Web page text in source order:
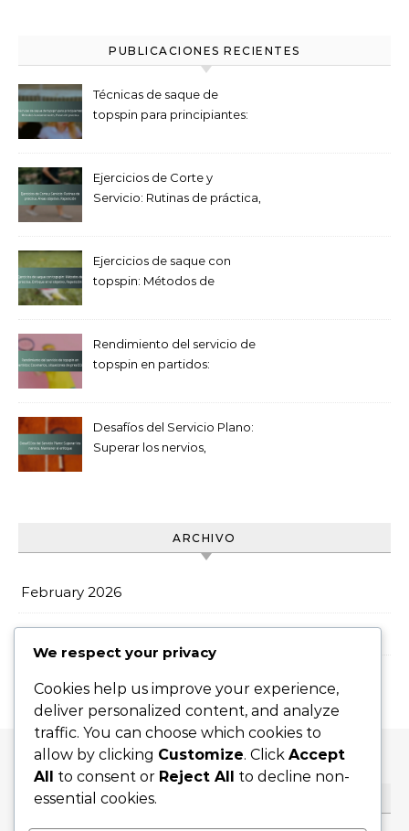
PUBLICACIONES RECIENTES
Técnicas de saque de
topspin para principiantes:
Ejercicios de Corte y
Servicio: Rutinas de práctica,
Ejercicios de saque con
topspin: Métodos de
Rendimiento del servicio de
topspin en partidos:
Desafíos del Servicio Plano:
Superar los nervios,
ARCHIVO
February 2026
We respect your privacy
Cookies help us improve your experience,
deliver personalized content, and analyze
traffic. You can choose which cookies to
allow by clicking Customize. Click Accept
All to consent or Reject All to decline non-
essential cookies.